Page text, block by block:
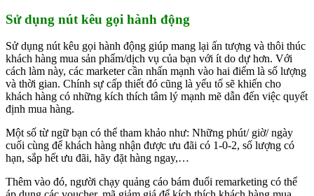
Sử dụng nút kêu gọi hành động
Sử dụng nút kêu gọi hành động giúp mang lại ấn tượng và thôi thúc
khách hàng mua sản phẩm/dịch vụ của bạn với ít do dự hơn. Với
cách làm này, các marketer cần nhấn mạnh vào hai điểm là số lượng
và thời gian. Chính sự cấp thiết đó cũng là yếu tố sẽ khiến cho
khách hàng có những kích thích tâm lý mạnh mẽ dẫn đến việc quyết
định mua hàng.
Một số từ ngữ bạn có thể tham khảo như: Những phút/ giờ/ ngày
cuối cùng để khách hàng nhận được ưu đãi có 1-0-2, số lượng có
hạn, sắp hết ưu đãi, hãy đặt hàng ngay,…
Thêm vào đó, người chạy quảng cáo bám đuổi remarketing có thể